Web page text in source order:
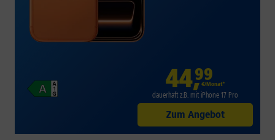
44,99
€/Monat*
dauerhaft z.B. mit iPhone 17 Pro
Zum Angebot